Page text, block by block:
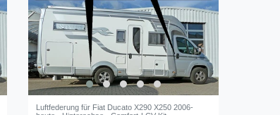
Luftfederung für Fiat Ducato X290 X250 2006-